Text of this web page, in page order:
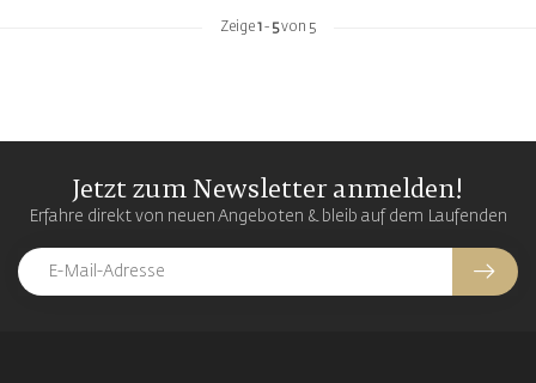
Zeige1 - 5von 5
Jetzt zum Newsletter anmelden!
Erfahre direkt von neuen Angeboten & bleib auf dem Laufenden